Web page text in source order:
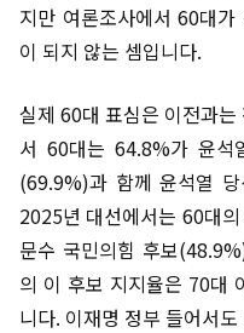
지만 여론조사에서 60대
이 되지 않는 셈입니다.
실제 60대 표심은 이전과
서 60대는 64.8%가 윤
(69.9%)과 함께 윤석열
2025년 대선에서는 60대
문수 국민의힘 후보
의 이 후보 지지율은 70대
니다. 이재명 정부 들어서